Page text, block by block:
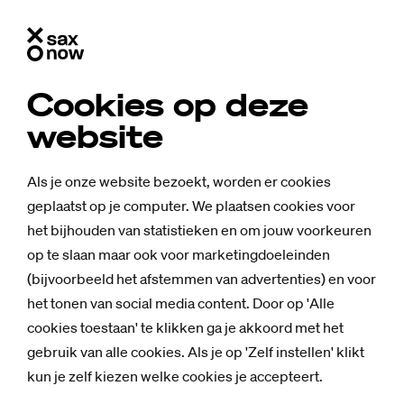
Cookies op deze
website
Als je onze website bezoekt, worden er cookies
geplaatst op je computer. We plaatsen cookies voor
het bijhouden van statistieken en om jouw voorkeuren
op te slaan maar ook voor marketingdoeleinden
(bijvoorbeeld het afstemmen van advertenties) en voor
het tonen van social media content. Door op 'Alle
cookies toestaan' te klikken ga je akkoord met het
gebruik van alle cookies. Als je op 'Zelf instellen' klikt
kun je zelf kiezen welke cookies je accepteert.